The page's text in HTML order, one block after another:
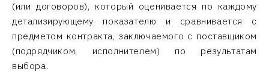
(или договоров), который оценивается по каждому
детализирующему показателю и сравнивается с
предметом контракта, заключаемого с поставщиком
(подрядчиком, исполнителем) по результатам
выбора.